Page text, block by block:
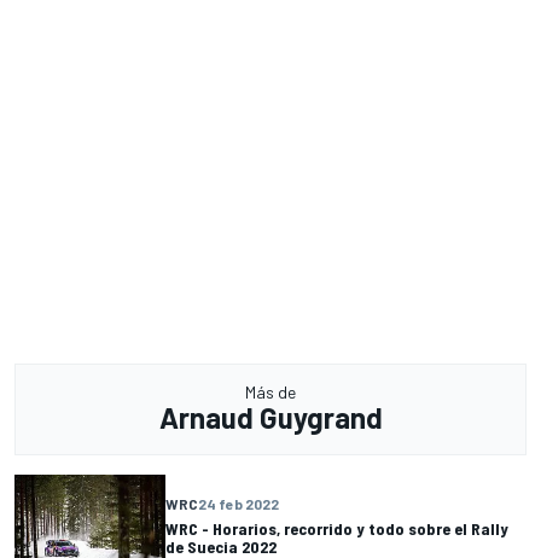
Más de
Arnaud Guygrand
WRC24 feb 2022
WRC - Horarios, recorrido y todo sobre el Rally
de Suecia 2022